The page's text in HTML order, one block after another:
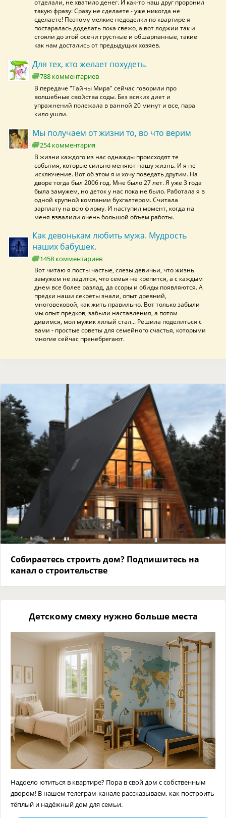
отделали, не хватило денег. И как-то наш друг проронил
такую фразу: Сразу не сделаете - уже никогда не
сделаете! Поэтому мелкие недоделки по квартире я
постаралась доделать пока свежо, а вот лоджии так и
стояли до этой осени грустные и обшарпанные, такие
как нам достались от предыдущих хозяев.
Для тех, кто желает похудеть.
788 комментариев
В передаче "Тайны Мира" сейчас говорили про
волшебные свойства соды. Без всяких диет и
упражнений полежала в ванной 20 минут и все, пара
кило ушли.
Мы получаем от жизни то, во что верим
254 комментария
В жизни каждого из нас однажды происходят те
события, которые сильно меняют нашу жизнь. И я не
исключение. Вот об этом я и хочу поведать другим. На
дворе тогда был 2006 год. Мне было 27 лет. Я уже 3 года
была замужем, но деток у нас пока не было. Работала я в
одной крупной компании бухгалтером. Считала
зарплату на всю фирму. И наступил момент, когда на
меня взвалили очень большой объем работы.
Как девонькам любить мужа. Мудрость
наших бабушек.
1458 комментариев
Вот читаю я посты частые, слезы девичьи, что жизнь
замужем не ладится, что семья не крепится, а с каждым
днем все более разлад, да ссоры и обиды появляются. А
предки наши секреты знали, опыт древний,
многовековой, как жить правильно. Вот только забыли
мы опыт предков, забыли наставления, а потом
дивимся, мол мужик хилый стал... Решила поделиться с
вами - простые советы для семейного счастья, которыми
многие сейчас пренебрегают.
Собираетесь строить дом? Подпишитесь на
канал о строительстве
Детскому смеху нужно больше места
Надоело ютиться в квартире? Пора в свой дом с собственным
двором! В нашем телеграм-канале рассказываем, как построить
тёплый и надёжный дом для семьи.